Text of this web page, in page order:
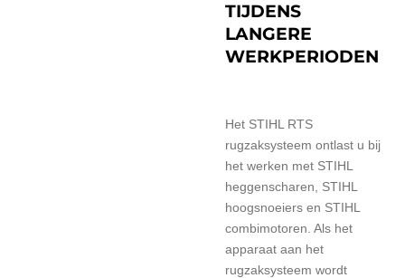
TIJDENS
LANGERE
WERKPERIODEN
Het STIHL RTS
rugzaksysteem ontlast u bij
het werken met STIHL
heggenscharen, STIHL
hoogsnoeiers en STIHL
combimotoren. Als het
apparaat aan het
rugzaksysteem wordt